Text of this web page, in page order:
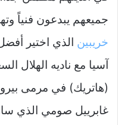
جميعهم يبدعون فنياً
خريبين الذي اختير
آسيا مع ناديه الهلال
(هاتريك) في مرمى
غابرييل صومي الذي